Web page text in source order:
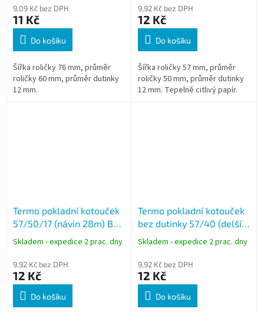
9,09 Kč bez DPH
11 Kč
Do košíku
Šířka roličky 76 mm, průměr
roličky 60 mm, průměr dutinky
12 mm.
9,92 Kč bez DPH
12 Kč
Do košíku
Šířka roličky 57 mm, průměr
roličky 50 mm, průměr dutinky
12 mm. Tepelně citlivý papír.
Termo pokladní kotouček
57/50/17 (návin 28m) BPA
free
Skladem - expedice 2 prac. dny
9,92 Kč bez DPH
12 Kč
Do košíku
Termo pokladní kotouček
bez dutinky 57/40 (delší
návin 23m) BPA free - celý
Skladem - expedice 2 prac. dny
9,92 Kč bez DPH
12 Kč
Do košíku